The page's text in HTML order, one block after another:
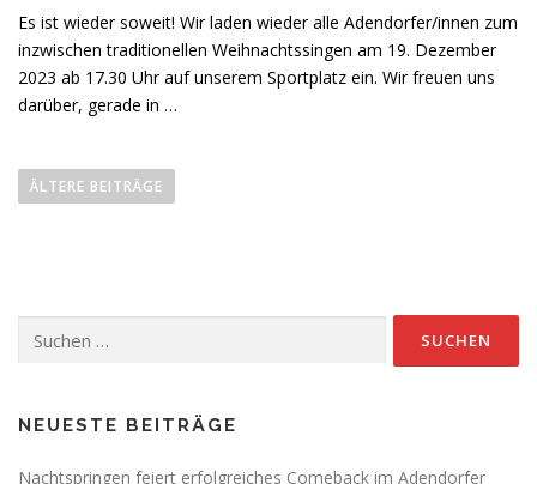
Es ist wieder soweit! Wir laden wieder alle Adendorfer/innen zum
inzwischen traditionellen Weihnachtssingen am 19. Dezember
2023 ab 17.30 Uhr auf unserem Sportplatz ein. Wir freuen uns
darüber, gerade in …
e
i
a
ÄLTERE BEITRÄGE
NEUESTE BEITRÄGE
Nachtspringen feiert erfolgreiches Comeback im Adendorfer